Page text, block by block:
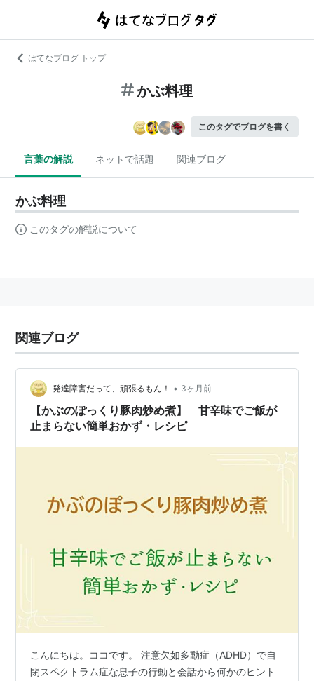
はてなブログ トップ
かぶ料理
このタグでブログを書く
言葉の解説 ネットで話題 関連ブログ
かぶ料理
このタグの解説について
関連ブログ
発達障害だって、頑張るもん！ • 3ヶ月前
【かぶのぽっくり豚肉炒め煮】 甘辛味でご飯が
止まらない簡単おかず・レシピ
こんにちは。ココです。 注意欠如多動症（ADHD）で自
閉スペクトラム症な息子の行動と会話から何かのヒント